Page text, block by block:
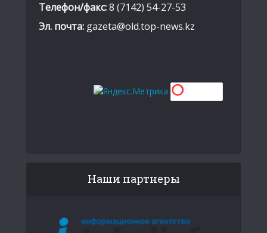
Телефон/факс:8 (7142) 54-27-53
Эл. почта: gazeta@old.top-news.kz
Наши партнеры